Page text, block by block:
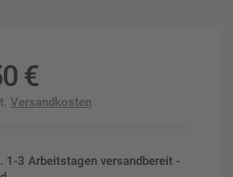
€
Versandkosten
1-3 Arbeitstagen versandbereit -